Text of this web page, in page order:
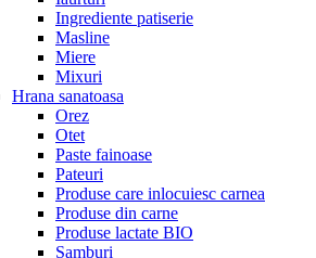
Ingrediente patiserie
Masline
Miere
Mixuri
Hrana sanatoasa
Orez
Otet
Paste fainoase
Pateuri
Produse care inlocuiesc carnea
Produse din carne
Produse lactate BIO
Samburi